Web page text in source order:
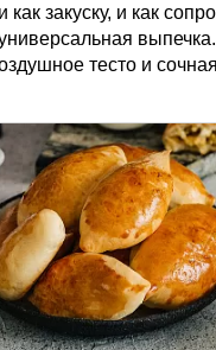
как закуску, и как
тесто и